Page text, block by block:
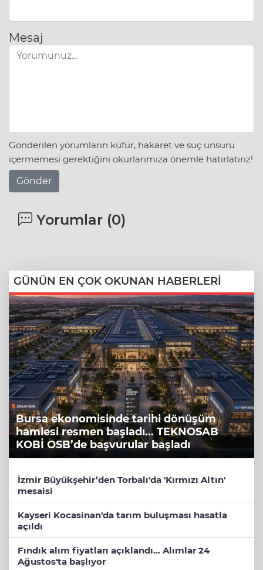
Mesaj
Gönderilen yorumların küfür, hakaret ve suç unsuru
içermemesi gerektiğini okurlarımıza önemle hatırlatırız!
Gönder
Yorumlar (0)
GÜNÜN EN ÇOK OKUNAN HABERLERİ
Bursa ekonomisinde tarihi dönüşüm
hamlesi resmen başladı... TEKNOSAB
KOBİ OSB’de başvurular başladı
İzmir Büyükşehir’den Torbalı'da 'Kırmızı Altın'
mesaisi
Kayseri Kocasinan'da tarım buluşması hasatla
açıldı
Fındık alım fiyatları açıklandı... Alımlar 24
Ağustos'ta başlıyor